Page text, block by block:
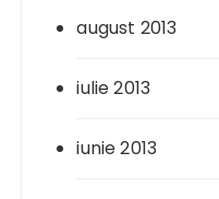
august 2013
iulie 2013
iunie 2013